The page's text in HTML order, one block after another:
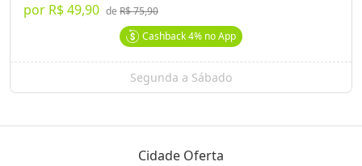
por R$ 49,90 de R$ 75,90
Cashback4% no App
Segunda a Sábado
Cidade Oferta